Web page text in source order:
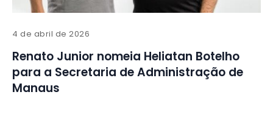
4 de abril de 2026
Renato Junior nomeia Heliatan Botelho
para a Secretaria de Administração de
Manaus